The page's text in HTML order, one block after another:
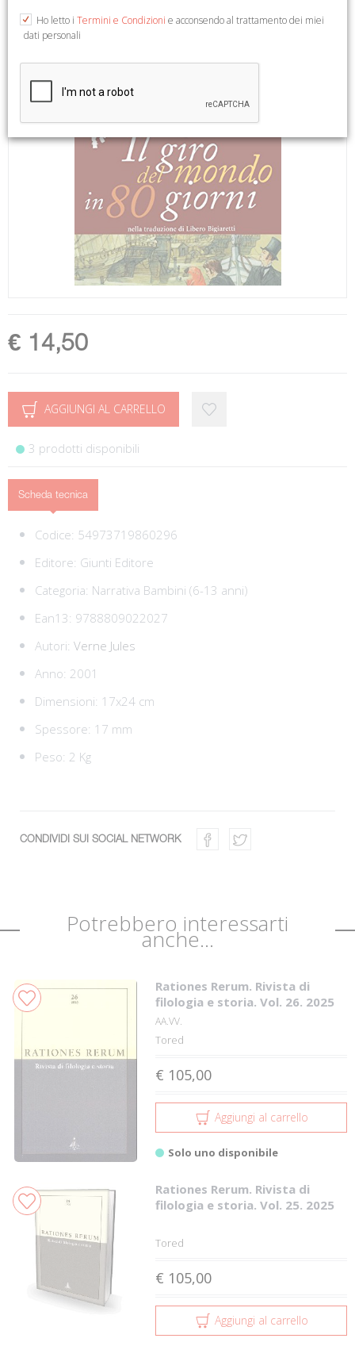
€ 14,50
AGGIUNGI AL CARRELLO
3 prodotti disponibili
Scheda tecnica
Codice: 54973719860296
Editore: Giunti Editore
Categoria: Narrativa Bambini (6-13 anni)
Ean13: 9788809022027
Autori: Verne Jules
Anno: 2001
Dimensioni: 17x24 cm
Spessore: 17 mm
Peso: 2 Kg
CONDIVIDI SUI SOCIAL NETWORK
Potrebbero interessarti
anche...
Rationes Rerum. Rivista di
filologia e storia. Vol. 26. 2025
AA.VV.
Tored
€ 105,00
Aggiungi al carrello
Solo uno disponibile
Rationes Rerum. Rivista di
filologia e storia. Vol. 25. 2025
Tored
€ 105,00
Aggiungi al carrello
Ho letto i Termini e Condizioni e acconsendo al trattamento dei miei
dati personali